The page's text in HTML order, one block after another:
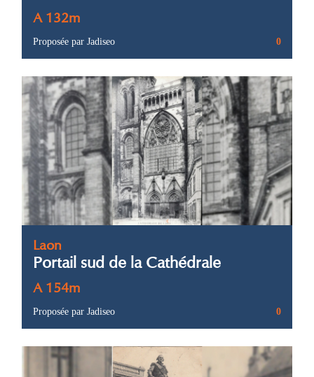
A 132m
Proposée par Jadiseo 0
Laon
Portail sud de la Cathédrale
A 154m
Proposée par Jadiseo 0